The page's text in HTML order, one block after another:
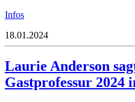
Infos
18.01.2024
Laurie Anderson
Gastprofessur 2024